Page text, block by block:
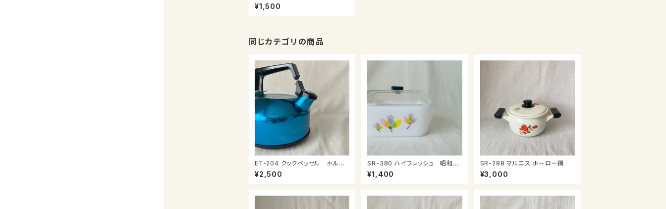
社 小さなキャセロール
¥1,500
同じカテゴリの商品
ET-204 クックベッセル ホルン
ケトル２ℓ
¥2,500
SR-380 ハイフレッシュ 昭和の
プラケース
¥1,400
SR-288 マルエス ホーロー鍋
¥3,000